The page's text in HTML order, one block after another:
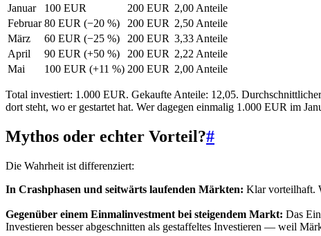
Januar
100 EUR 200 EUR 2,00 Anteile
Februar 80 EUR (−20 %) 200 EUR 2,50 Anteile
März
60 EUR (−25 %) 200 EUR 3,33 Anteile
April
90 EUR (+50 %) 200 EUR 2,22 Anteile
Mai
100 EUR (+11 %) 200 EUR 2,00 Anteile
Total investiert: 1.000 EUR. Gekaufte Anteile: 12,05.
dort steht, wo er gestartet hat. Wer dagegen einmalig 1.000 EUR im
Mythos oder echter Vorteil?#
Die Wahrheit ist differenziert:
In Crashphasen und seitwärts laufenden Märkten: Klar vorteilhaft.
Gegenüber einem Einmalinvestment bei steigendem Markt: Das
Investieren besser abgeschnitten als gestaffeltes Investieren — weil